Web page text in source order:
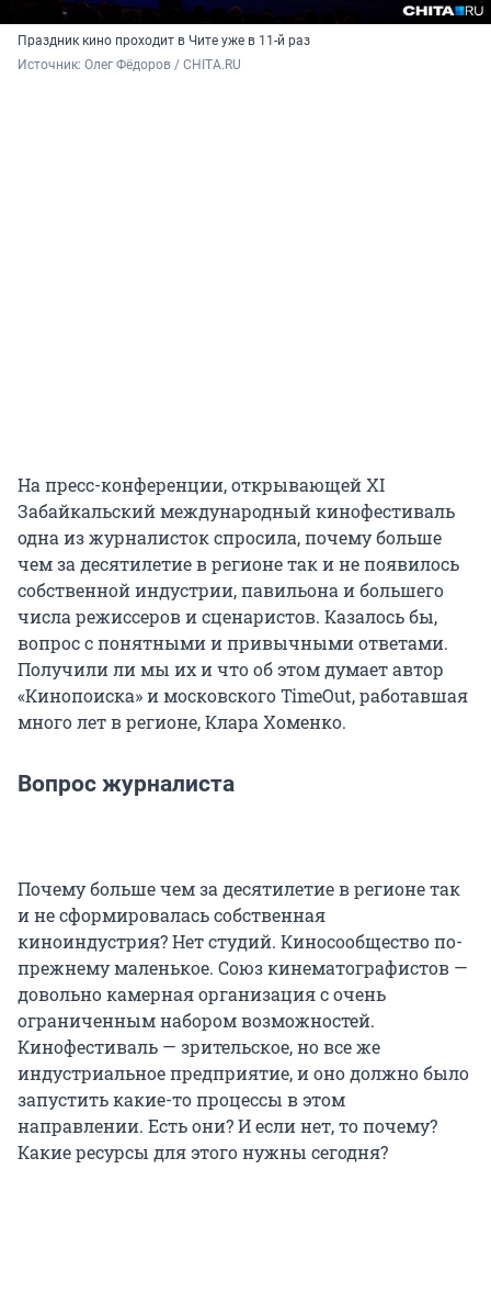
Праздник кино проходит в Чите уже в 11-й раз
Источник: Олег Фёдоров / CHITA.RU
На пресс-конференции, открывающей XI
Забайкальский международный кинофестиваль
одна из журналисток спросила, почему больше
чем за десятилетие в регионе так и не появилось
собственной индустрии, павильона и большего
числа режиссеров и сценаристов. Казалось бы,
вопрос с понятными и привычными ответами.
Получили ли мы их и что об этом думает автор
«Кинопоиска» и московского TimeOut, работавшая
много лет в регионе, Клара Хоменко.
Вопрос журналиста
Почему больше чем за десятилетие в регионе так
и не сформировалась собственная
киноиндустрия? Нет студий. Киносообщество по-
прежнему маленькое. Союз кинематографистов —
довольно камерная организация с очень
ограниченным набором возможностей.
Кинофестиваль — зрительское, но все же
индустриальное предприятие, и оно должно было
запустить какие-то процессы в этом
направлении. Есть они? И если нет, то почему?
Какие ресурсы для этого нужны сегодня?